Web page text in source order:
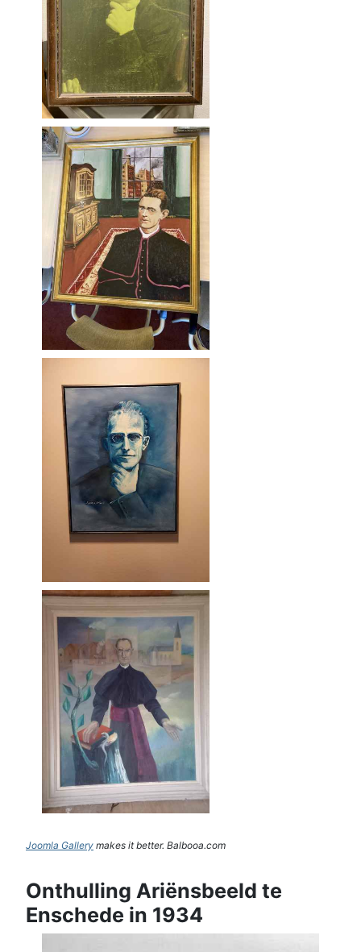
Joomla Gallery makes it better. Balbooa.com
Onthulling Ariënsbeeld te
Enschede in 1934